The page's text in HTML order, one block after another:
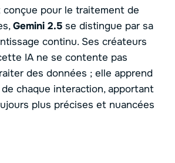
conçue pour le traitement de
Gemini 2.5 se distingue par sa
continu. Ses créateurs
IA ne se contente pas
des données ; elle apprend
chaque interaction, apportant
plus précises et nuancées